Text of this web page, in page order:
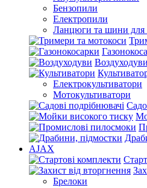
Бензопили
Електропили
Ланцюги та шини для
Воздуходуви
Електрокультиватори
Мотокультиватори
AJAX
Брелоки